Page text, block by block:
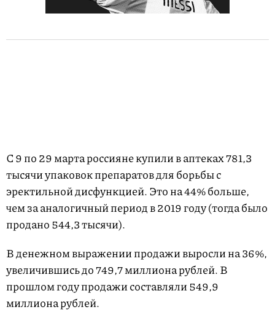
С 9 по 29 марта россияне купили в аптеках 781,3
тысячи упаковок препаратов для борьбы с
эректильной дисфункцией. Это на 44% больше,
чем за аналогичный период в 2019 году (тогда было
продано 544,3 тысячи).
В денежном выражении продажи выросли на 36%,
увеличившись до 749,7 миллиона рублей. В
прошлом году продажи составляли 549,9
миллиона рублей.